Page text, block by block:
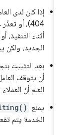
إذا كان لدى
404)، أو تعذّر
أثناء التنفيذ، أو
الجديد، ولكن
بعد التثبيت
أن يتوقف العامل
العلم أنّ العملاء
يمنع
الخدمة يتم